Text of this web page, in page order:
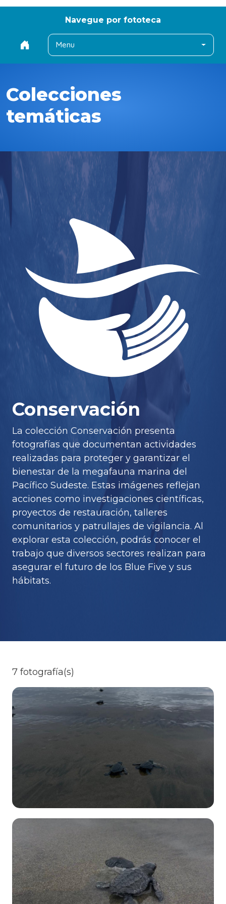
Navegue por fototeca
Menu
Colecciones
temáticas
Conservación
La colección Conservación presenta
fotografías que documentan actividades
realizadas para proteger y garantizar el
bienestar de la megafauna marina del
Pacífico Sudeste. Estas imágenes reflejan
acciones como investigaciones científicas,
proyectos de restauración, talleres
comunitarios y patrullajes de vigilancia. Al
explorar esta colección, podrás conocer el
trabajo que diversos sectores realizan para
asegurar el futuro de los Blue Five y sus
hábitats.
7 fotografía(s)
04 de
Enero